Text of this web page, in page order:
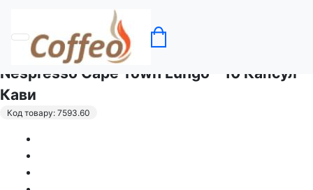
Кава в капсулах Nespresso
Nespresso Cape Town Lungo - 10 Капсул
Кави
Код товару: 7593.60